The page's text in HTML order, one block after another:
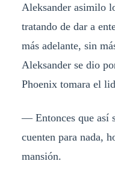
Aleksander asimilo
tratando de dar a
más adelante, sin
Aleksander se dio
Phoenix tomara el
— Entonces que así
cuenten para nada,
mansión.